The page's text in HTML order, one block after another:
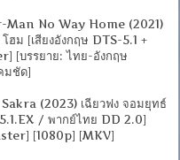
Man No Way Home (2021)
ฮม [เสียงอังกฤษ DTS-5.1 +
[บรรยาย: ไทย-อังกฤษ
มชัด]
(2023) เฉียวฟง จอมยุทธ์
/ พากย์ไทย DD 2.0]
[1080p] [MKV]